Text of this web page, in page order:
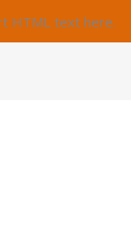
HTML text here.